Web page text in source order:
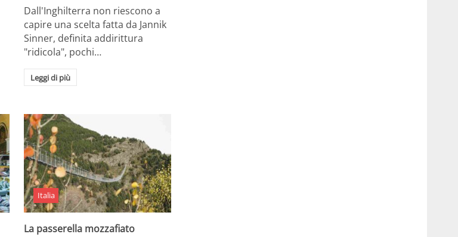
Dall'Inghilterra non riescono a
capire una scelta fatta da Jannik
Sinner, definita addirittura
"ridicola", pochi…
Leggi di più
Italia
La passerella mozzafiato